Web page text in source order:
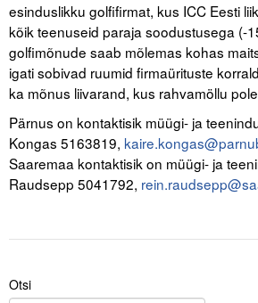
ICC Eesti
Tegevused
Publikatsioonid
Arvamus
Viidad
esinduslikku golfifirmat, kus ICC Eesti
kõik teenuseid paraja soodustusega (-
golfimõnude saab mõlemas kohas
igati sobivad ruumid firmaürituste
ka mõnus liivarand, kus rahvamöllu
Pärnus on kontaktisik müügi- ja
Kongas 5163819,
Saaremaa kontaktisik on müügi- ja
Raudsepp 5041792,
Otsi